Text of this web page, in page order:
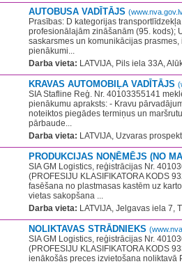
AUTOBUSA VADĪTĀJS
Prasības: D kategorijas
profesionālajām zināšanām (95. kods);
saskarsmes un komunikācijas
pienākumi...
Darba vieta: LATVIJA, Pils iela 33A,
KRAVAS AUTOMOBIĻA VADĪTĀJS
SIA Stafline Reģ. Nr. 40103355141
pienākumu apraksts: - Kravu
noteiktos piegādes termiņus un
pārbaude...
Darba vieta: LATVIJA, Uzvaras
PRODUKCIJAS NOŅĒMĒJS (NO
SIA GM Logistics, reģistrācijas Nr.
(PROFESIJU KLASIFIKATORA KODS
fasēšana no plastmasas kastēm uz
vietas sakopšana ...
Darba vieta: LATVIJA, Jelgavas iela 7,
NOLIKTAVAS STRĀDNIEKS
SIA GM Logistics, reģistrācijas Nr.
(PROFESIJU KLASIFIKATORA KODS
ienākošās preces izvietošana noliktavā